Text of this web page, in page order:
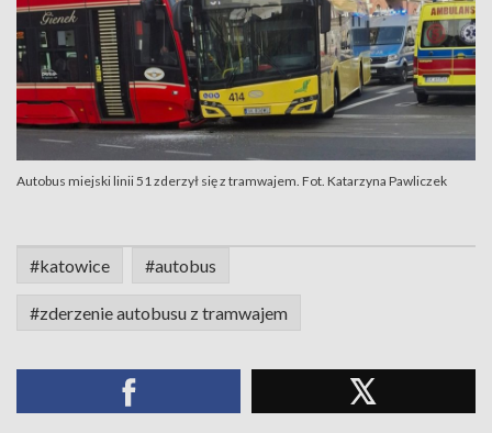
Autobus miejski linii 51 zderzył się z tramwajem. Fot. Katarzyna Pawliczek
#katowice #autobus
#zderzenie autobusu z tramwajem